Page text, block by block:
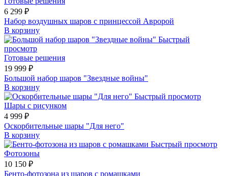
6 299 ₽
Набор воздушных шаров с принцессой Авророй
В корзину
Быстрый
просмотр
Готовые решения
19 999 ₽
Большой набор шаров "Звездные войны"
В корзину
Быстрый просмотр
Шары с рисунком
4 999 ₽
Оскорбительные шары "Для него"
В корзину
Быстрый просмотр
Фотозоны
10 150 ₽
Бенто-фотозона из шаров с ромашками